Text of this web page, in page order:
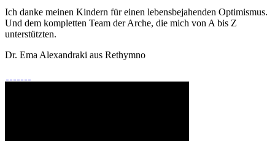
Ich danke meinen Kindern für einen lebensbejahenden Optimismus.
Und dem kompletten Team der Arche, die mich von A bis Z
unterstützten.
Dr. Ema Alexandraki aus Rethymno